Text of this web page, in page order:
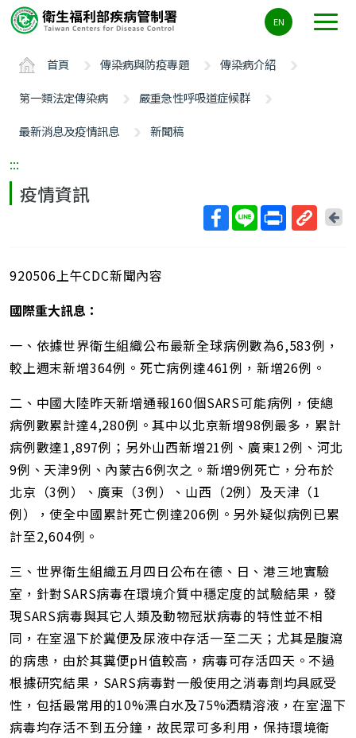
要
ALT+C
EN
首頁 傳染病與防疫專題
傳染病介紹
第一類法定傳染病
嚴重急性呼吸道症候群
最新消息及疫情訊息
新聞稿
:::
疫情資訊
回
920506上午CDC新聞內容
國際重大訊息：
一、依據世界衛生組織公布最新全球病例數為6,583例，
較上週末新增364例。死亡病例達461例，新增26例。
二、中國大陸昨天新增通報160個SARS可能病例，使總
病例數累計達4,280例。其中以北京新增98例最多，累計
病例數達1,897例；另外山西新增21例、廣東12例、河北
9例、天津9例、內蒙古6例次之。新增9例死亡，分布於
北京（3例）、廣東（3例）、山西（2例）及天津（1
例），使全中國累計死亡例達206例。另外疑似病例已累
計至2,604例。
三、世界衛生組織五月四日公布在德、日、港三地實驗
室，針對SARS病毒在環境介質中穩定度的試驗結果，發
現SARS病毒與其它人類及動物冠狀病毒的特性並不相
同，在室溫下於糞便及尿液中存活一至二天；尤其是腹瀉
的病患，由於其糞便pH值較高，病毒可存活四天。不過
根據研究結果，SARS病毒對一般使用之消毒劑均具感受
性，包括最常用的10%漂白水及75%酒精溶液，在室溫下
病毒均存活不到五分鐘，故民眾可多利用，保持環境衛